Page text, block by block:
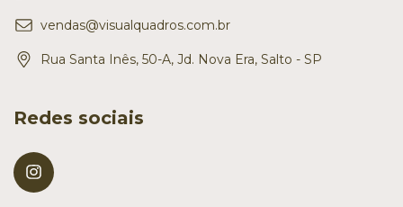
vendas@visualquadros.com.br
Rua Santa Inês, 50-A, Jd. Nova Era, Salto - SP
Redes sociais